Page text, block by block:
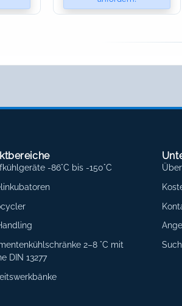
-86°C bis -150°C
2–8 °C mit
DIN 13277